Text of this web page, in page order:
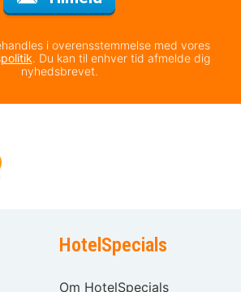
i overensstemmelse med vores
. Du kan til enhver tid afmelde dig
nyhedsbrevet.
HotelSpecials
Om HotelSpecials